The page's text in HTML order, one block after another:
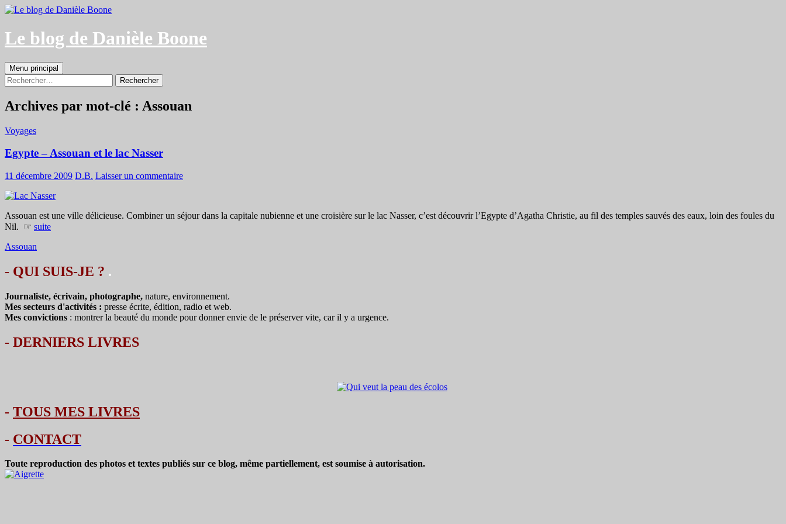
Aller
contenu
Le blog de Danièle Boone
Recherche
Menu principal
Rechercher :
Archives par mot-clé : Assouan
Voyages
Egypte – Assouan et le lac Nasser
11 décembre 2009 D.B. Laisser un commentaire
Assouan est une ville délicieuse. Combiner un séjour dans la capitale nubienne et une croisière sur le lac Nasser, c’est découvrir l’Egypte d’Agatha Christie, au fil des temples sauvés des eaux, loin des foules du
Nil. ☞ suite
Assouan
- QUI SUIS-JE ? .
Journaliste, écrivain, photographe, nature, environnement.
Mes secteurs d'activités : presse écrite, édition, radio et web.
Mes convictions : montrer la beauté du monde pour donner envie de le préserver vite, car il y a urgence.
- DERNIERS LIVRES
- TOUS MES LIVRES
- CONTACT
Toute reproduction des photos et textes publiés sur ce blog, même partiellement, est soumise à autorisation.